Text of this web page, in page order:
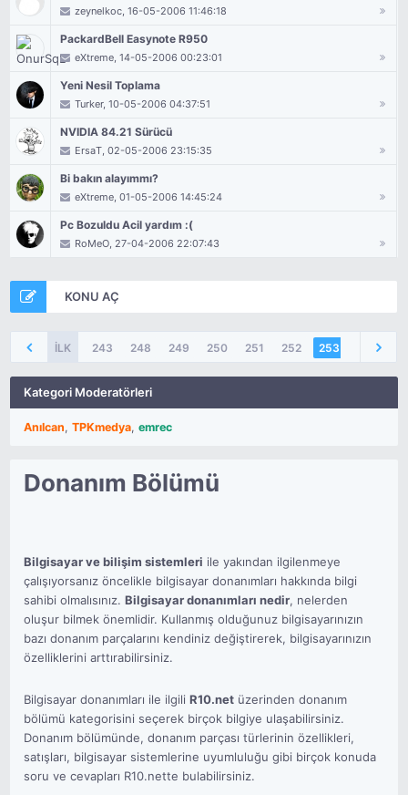
zeynelkoc, 16-05-2006 11:46:18
PackardBell Easynote R950
eXtreme, 14-05-2006 00:23:01
Yeni Nesil Toplama
Turker, 10-05-2006 04:37:51
NVIDIA 84.21 Sürücü
ErsaT, 02-05-2006 23:15:35
Bi bakın alayımmı?
eXtreme, 01-05-2006 14:45:24
Pc Bozuldu Acil yardım :(
RoMeO, 27-04-2006 22:07:43
KONU AÇ
İLK 243 248 249 250 251 252 253 254
Kategori Moderatörleri
Anılcan,TPKmedya,emrec
Donanım Bölümü
Bilgisayar ve bilişim sistemleri ile yakından ilgilenmeye
çalışıyorsanız öncelikle bilgisayar donanımları hakkında bilgi
sahibi olmalısınız.Bilgisayar donanımları nedir, nelerden
oluşur bilmek önemlidir. Kullanmış olduğunuz bilgisayarınızın
bazı donanım parçalarını kendiniz değiştirerek, bilgisayarınızın
özelliklerini arttırabilirsiniz.
Bilgisayar donanımları ile ilgiliR10.net üzerinden donanım
bölümü kategorisini seçerek birçok bilgiye ulaşabilirsiniz.
Donanım bölümünde, donanım parçası türlerinin özellikleri,
satışları, bilgisayar sistemlerine uyumluluğu gibi birçok konuda
soru ve cevapları R10.nette bulabilirsiniz.